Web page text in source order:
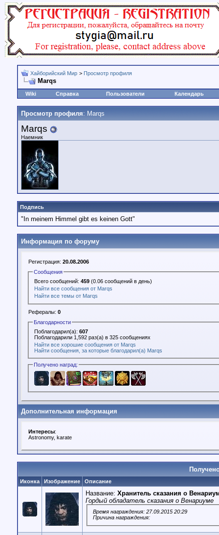
Хайборийский Мир > Просмотр профиля
Marqs
Wiki Справка Пользователи Календарь
Просмотр профиля: Marqs
Marqs
Наемник
Подпись
"In meinem Himmel gibt es keinen Gott"
Информация по форуму
Регистрация: 20.08.2006
Сообщения
Всего сообщений:459 (0.06 сообщений в день)
Найти все сообщения от Marqs
Найти все темы от Marqs
Рефералы: 0
Благодарности
Поблагодарил(а):607
Поблагодарили 1,592 раз(а) в 325 сообщениях
Найти все хорошие сообщения от Marqs
Найти сообщения, за которые благодарил(а) Marqs
Получено наград:
Дополнительная информация
Интересы:
Astronomy, karate
Иконка Изображение Описание
Название: Хранитель сказания о
Гордый обладатель сказания о Венариуме
Время награждения: 27.09.2015 20:29
Причина награждения: